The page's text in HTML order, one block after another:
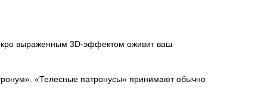
выраженным 3D-эффектом оживит ваш
«Телесные патронусы» принимают обычно